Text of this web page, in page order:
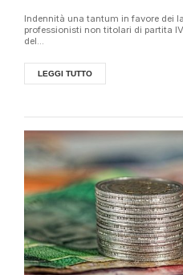
Indennità una tantum in favore dei
professionisti non titolari di partita
del...
LEGGI TUTTO